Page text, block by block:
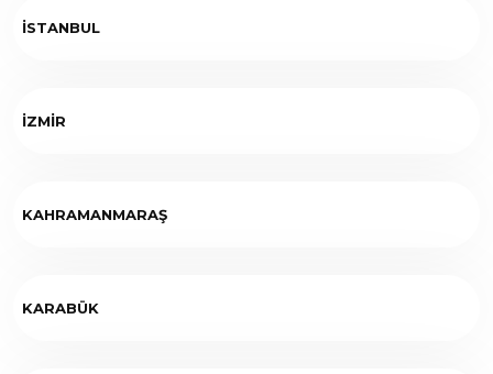
İSTANBUL
İZMİR
KAHRAMANMARAŞ
KARABÜK